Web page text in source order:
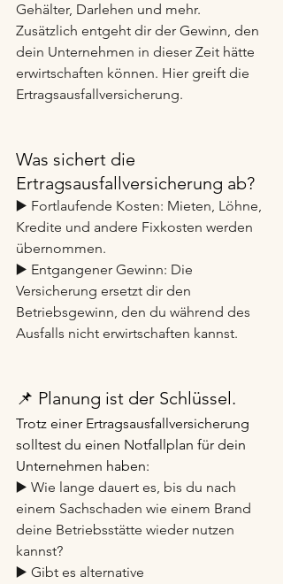
Gehälter, Darlehen und mehr.
Zusätzlich entgeht dir der Gewinn, den
dein Unternehmen in dieser Zeit hätte
erwirtschaften können. Hier greift die
Ertragsausfallversicherung.
Was sichert die
Ertragsausfallversicherung ab?
▶️ Fortlaufende Kosten: Mieten, Löhne,
Kredite und andere Fixkosten werden
übernommen.
▶️ Entgangener Gewinn: Die
Versicherung ersetzt dir den
Betriebsgewinn, den du während des
Ausfalls nicht erwirtschaften kannst.
📌 Planung ist der Schlüssel.
Trotz einer Ertragsausfallversicherung
solltest du einen Notfallplan für dein
Unternehmen haben:
▶️ Wie lange dauert es, bis du nach
einem Sachschaden wie einem Brand
deine Betriebsstätte wieder nutzen
kannst?
▶️ Gibt es alternative